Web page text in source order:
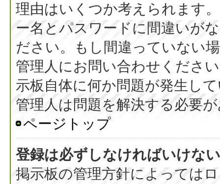
理由はいくつか考えられます
ー名とパスワードに間違いが
ださい。もし間違っていない
管理人にお問い合わせくださ
示板自体に何か問題が発生し
管理人は問題を解決する必要
ページトップ
登録は必ずしなければいけな
掲示板の管理方針によっては